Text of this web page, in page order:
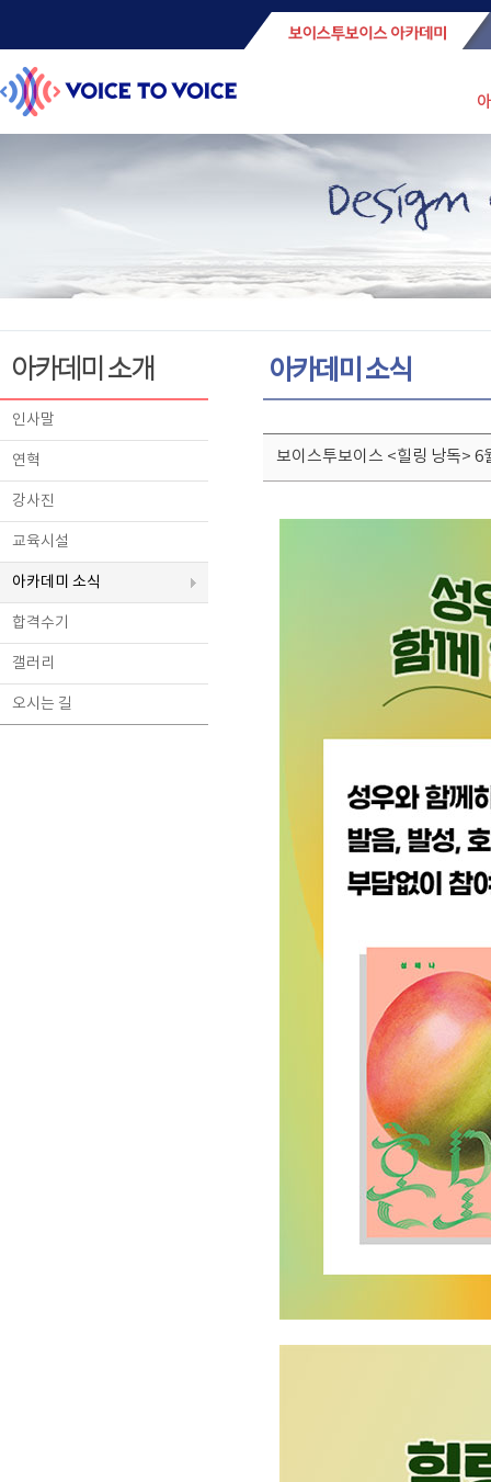
아카데미 소개
인사말
연혁
강사진
교육시설
아카데미 소식
합격수기
갤러리
오시는 길
아카데미 소식
보이스투보이스 <힐링 낭독>